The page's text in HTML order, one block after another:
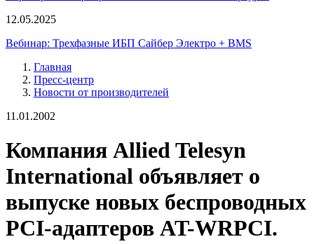
12.05.2025
Вебинар: Трехфазные ИБП Сайбер Электро + BMS
Главная
Пресс-центр
Новости от производителей
11.01.2002
Компания Allied Telesyn
International объявляет о
выпуске новых беспроводных
PCI-адаптеров AT-WRPCI.